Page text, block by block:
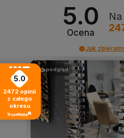
5.0
Ocena
Jak
podgląd
5.0
2472 opinii
z całego
okresu